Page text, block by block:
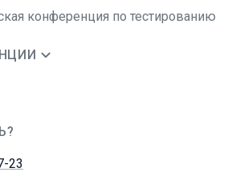
конференция по тестированию
23